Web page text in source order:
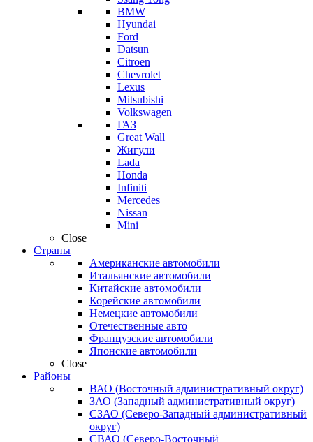
BMW
Hyundai
Ford
Datsun
Citroen
Chevrolet
Lexus
Mitsubishi
Volkswagen
ГАЗ
Great Wall
Жигули
Lada
Honda
Infiniti
Mercedes
Nissan
Mini
Close
Страны
Американские автомобили
Итальянские автомобили
Китайские автомобили
Корейские автомобили
Немецкие автомобили
Отечественные авто
Французские автомобили
Японские автомобили
Close
Районы
ВАО (Восточный административный округ)
ЗАО (Западный административный округ)
СЗАО (Северо-Западный административный
округ)
СВАО (Северо-Восточный